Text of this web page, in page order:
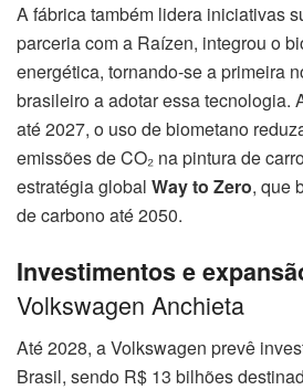
A fábrica também lidera iniciativas
parceria com a Raízen, integrou o
energética, tornando-se a primeira
brasileiro a adotar essa tecnologia.
até 2027, o uso de biometano
emissões de CO₂ na pintura de
estratégia global Way to Zero, que
de carbono até 2050.
Investimentos e
Volkswagen Anchieta
Até 2028, a Volkswagen prevê
Brasil, sendo R$ 13 bilhões